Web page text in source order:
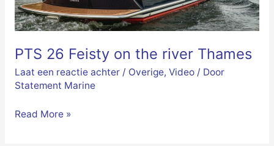
PTS 26 Feisty on the river Thames
Laat een reactie achter / Overige, Video/ Door
Statement Marine
Read More »